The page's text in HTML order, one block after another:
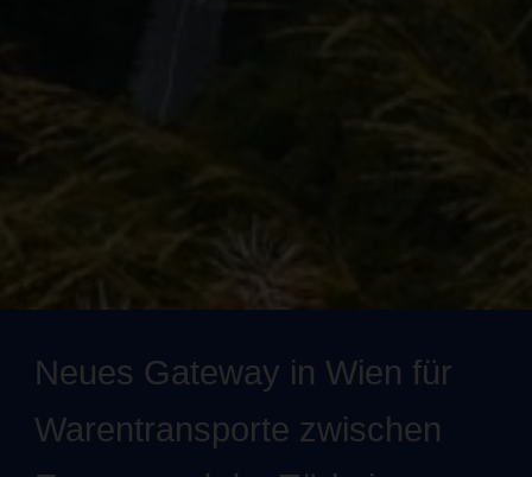
Neues Gateway in Wien für
Warentransporte zwischen